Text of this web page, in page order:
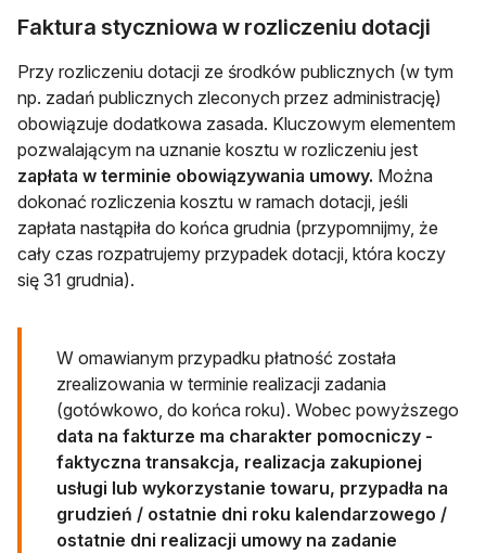
Faktura styczniowa w rozliczeniu dotacji
Przy rozliczeniu dotacji ze środków publicznych (w tym
np. zadań publicznych zleconych przez administrację)
obowiązuje dodatkowa zasada. Kluczowym elementem
pozwalającym na uznanie kosztu w rozliczeniu jest
zapłata w terminie obowiązywania umowy. Można
dokonać rozliczenia kosztu w ramach dotacji, jeśli
zapłata nastąpiła do końca grudnia (przypomnijmy, że
cały czas rozpatrujemy przypadek dotacji, która koczy
się 31 grudnia).
W omawianym przypadku płatność została
zrealizowania w terminie realizacji zadania
(gotówkowo, do końca roku). Wobec powyższego
data na fakturze ma charakter pomocniczy -
faktyczna transakcja, realizacja zakupionej
usługi lub wykorzystanie towaru, przypadła na
grudzień / ostatnie dni roku kalendarzowego /
ostatnie dni realizacji umowy na zadanie